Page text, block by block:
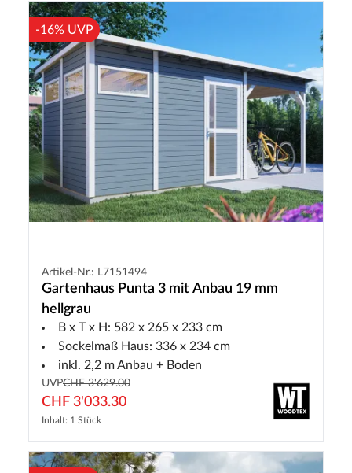
-16% UVP
Artikel-Nr.: L7151494
Gartenhaus Punta 3 mit Anbau 19 mm
hellgrau
B x T x H: 582 x 265 x 233 cm
Sockelmaß Haus: 336 x 234 cm
inkl. 2,2 m Anbau + Boden
UVPCHF 3'629.00
CHF 3'033.30
Inhalt: 1 Stück